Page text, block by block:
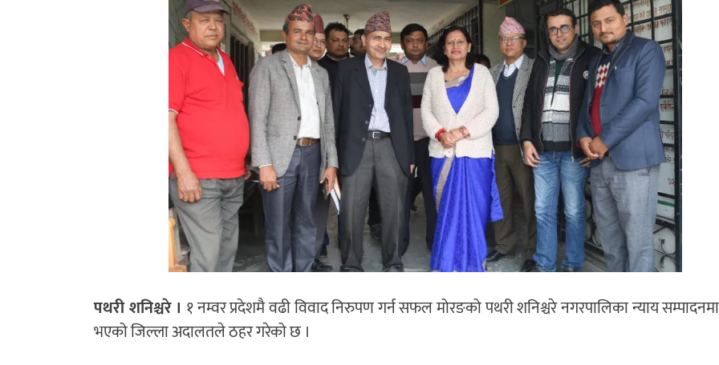
पथरी शनिश्चरे । १ नम्वर प्रदेशमै वढी विवाद निरुपण गर्न सफल मोरङको पथरी शनिश्चरे नगरपालिका न्याय
भएको जिल्ला अदालतले ठहर गरेको छ ।